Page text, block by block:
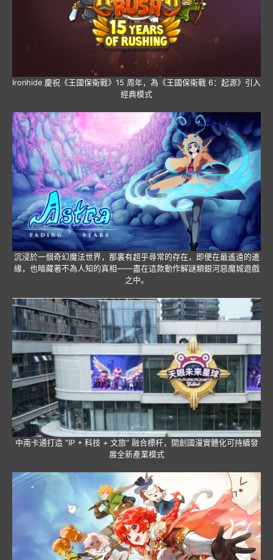
Ironhide 慶祝《王國保衛戰》15 周年，為《王國保衛戰 6：起源》引入
經典模式
沉浸於一個奇幻魔法世界，那裏有超乎尋常的存在，即便在最遙遠的邊
緣，也暗藏著不為人知的真相——盡在這款動作解謎類銀河惡魔城遊戲
之中。
中南卡通打造 “IP + 科技 + 文旅” 融合標杆，開創國漫實體化可持續發
展全新產業模式